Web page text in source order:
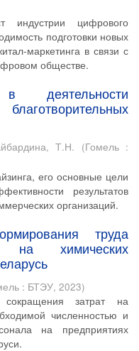
индустрии цифрового
подготовки новых
маркетинга в связи с
обществе.
деятельности
Т.Н. (Гомель :
его основные цели
результатов
организаций.
труда
на химических
: БТЭУ, 2023)
затрат на
численностью и
на предприятиях